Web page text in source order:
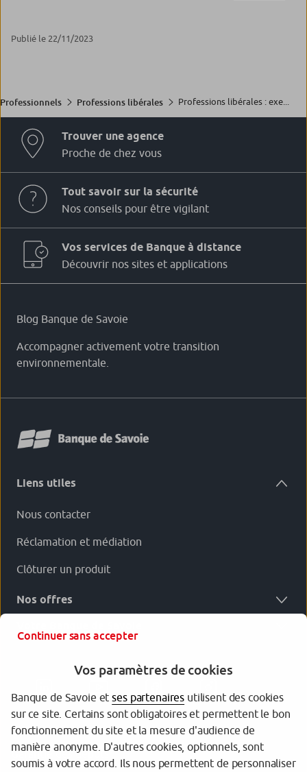
Publié le 22/11/2023
Professionnels Professions libérales Professions libérales : exe...
Trouver une agence
Proche de chez vous
Tout savoir sur la sécurité
Nos conseils pour être vigilant
Vos services de Banque à distance
Découvrir nos sites et applications
Blog Banque de Savoie
Accompagner activement votre transition
environnementale.
Liens utiles
Nous contacter
Réclamation et médiation
Clôturer un produit
Nos offres
Garantie des dépôts
Continuer sans accepter
Vos paramètres de cookies
Banque de Savoie etses partenaires utilisent des cookies
sur ce site. Certains sont obligatoires et permettent le bon
fonctionnement du site et la mesure d'audience de
manière anonyme. D'autres cookies, optionnels, sont
soumis à votre accord. Ils nous permettent de personnaliser